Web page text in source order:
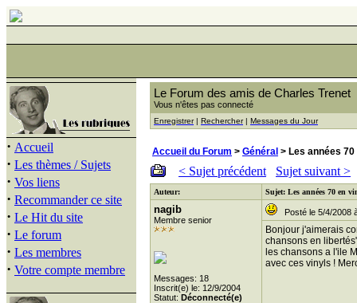
· Accueil
· Les thèmes / Sujets
· Vos liens
· Recommander ce site
· Le Hit du site
· Le forum
· Les membres
· Votre compte membre
Le Forum des amis de Charles Trenet
Vous n'êtes pas connecté
Enregistrer| Rechercher| Messages du Jour
Accueil du Forum > Général > Les années
< Sujet précédent Sujet suivant >
Auteur: Sujet: Les années 70 en
nagib
Membre senior
Messages: 18
Inscrit(e) le: 12/9/2004
Statut: Déconnecté(e)
Posté le 5/4/2008
Bonjour j'aimerais
chansons en
les chansons a l'ile
avec ces vinyls !